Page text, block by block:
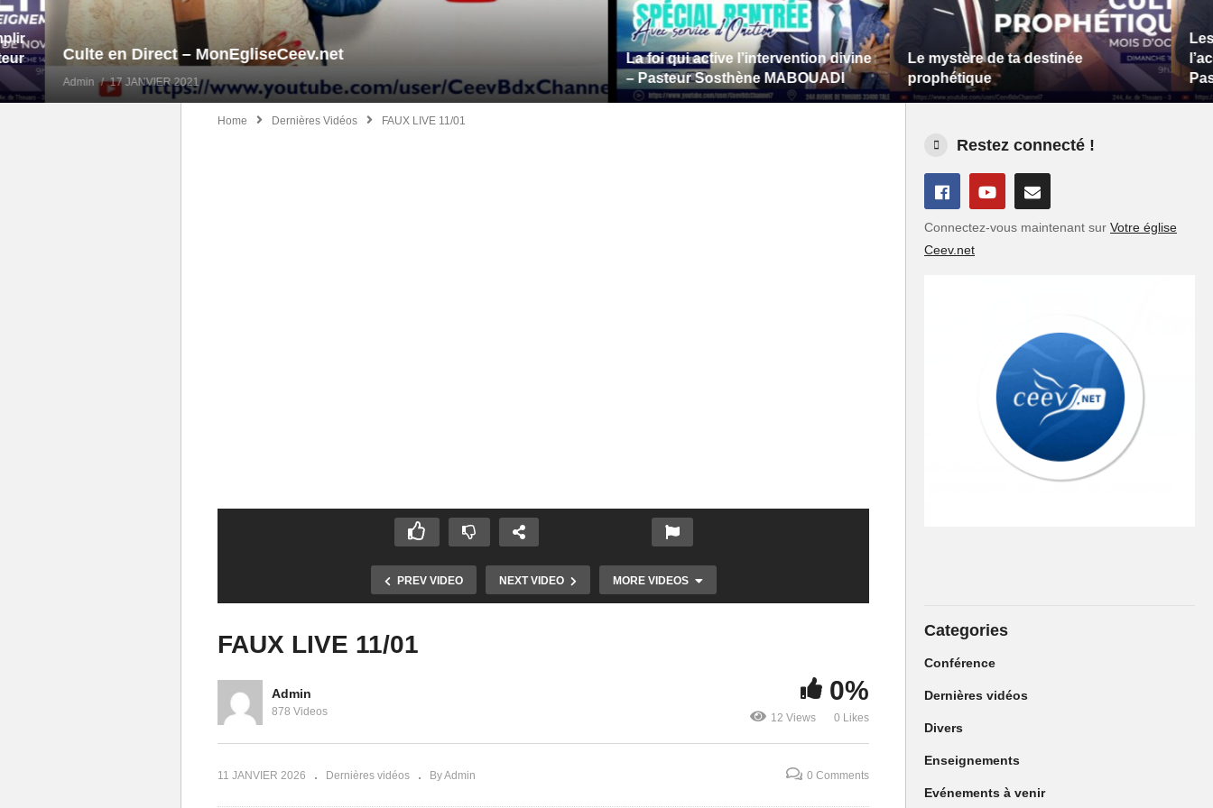
Culte en Direct – MonEgliseCeev.net
Admin 17 JANVIER 2021
La foi qui active l’intervention divine
– Pasteur Sosthène MABOUADI
Le mystère de ta destinée
prophétique
Les clés
Pasteur
Home Dernières Vidéos FAUX LIVE 11/01
PREV VIDEO NEXT VIDEO MORE VIDEOS
définitions et généralités – Avec
Pasteur Sosthène MABOUADI
prophétique
MonEgliseCeev.net
Culte Spécial de rentrée –
Pasteur Sosthène MABOUADI
FAUX LIVE 11/01
Admin
878 Videos
0%
12 Views 0 Likes
11 JANVIER 2026 Dernières vidéos By Admin 0 Comments
Restez connecté !
Connectez-vous maintenant sur Votre église
Ceev.net
Categories
Conférence
Dernières vidéos
Divers
Enseignements
Evénements à venir